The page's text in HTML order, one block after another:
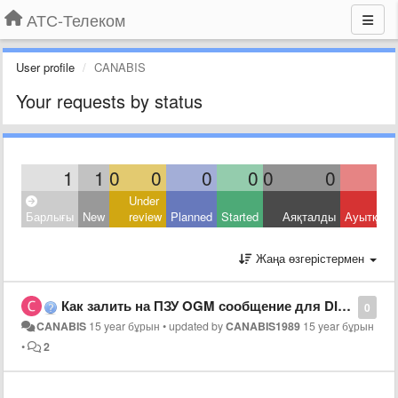
АТС-Телеком
User profile CANABIS
Your requests by status
1 1 0 0 0 0 0 0
Барлығы New
Under
review Planned Started Аяқталды
Жаңа өзгерістермен
0
Как залить на ПЗУ OGM сообщение для DISA на АТС Panasonic KX-TEM824 кроме как через системный телефон
CANABIS 15 year бұрын •updated byCANABIS1989 15 year бұрын
•
2